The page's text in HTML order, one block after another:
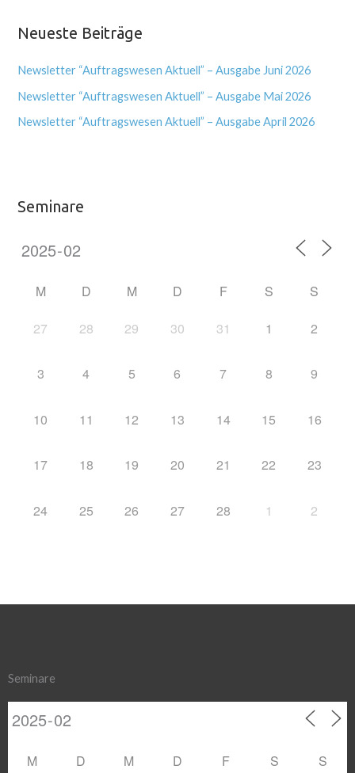
Neueste Beiträge
Newsletter “Auftragswesen Aktuell” – Ausgabe Juni 2026
Newsletter “Auftragswesen Aktuell” – Ausgabe Mai 2026
Newsletter “Auftragswesen Aktuell” – Ausgabe April 2026
Seminare
M D M D F S S
27 28 29 30 31 1 2
3 4 5 6 7 8 9
10 11 12 13 14 15 16
17 18 19 20 21 22 23
24 25 26 27 28 1 2
Seminare
M D M D F S S